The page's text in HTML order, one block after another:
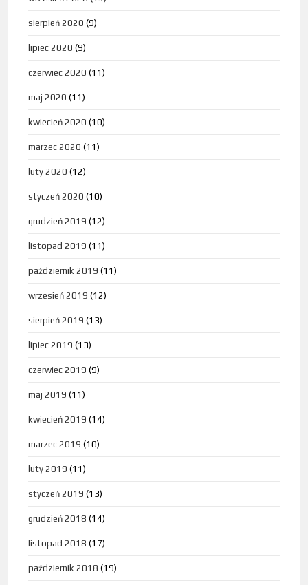
sierpień 2020 (9)
lipiec 2020 (9)
czerwiec 2020 (11)
maj 2020 (11)
kwiecień 2020 (10)
marzec 2020 (11)
luty 2020 (12)
styczeń 2020 (10)
grudzień 2019 (12)
listopad 2019 (11)
październik 2019 (11)
wrzesień 2019 (12)
sierpień 2019 (13)
lipiec 2019 (13)
czerwiec 2019 (9)
maj 2019 (11)
kwiecień 2019 (14)
marzec 2019 (10)
luty 2019 (11)
styczeń 2019 (13)
grudzień 2018 (14)
listopad 2018 (17)
październik 2018 (19)